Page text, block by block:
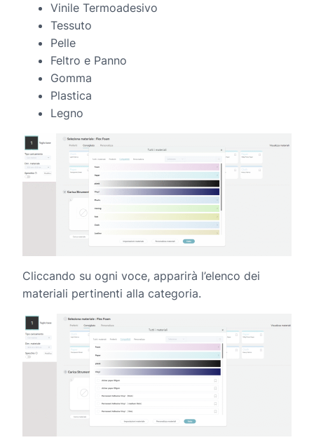
Vinile Termoadesivo
Tessuto
Pelle
Feltro e Panno
Gomma
Plastica
Legno
Cliccando su ogni voce, apparirà l’elenco dei
materiali pertinenti alla categoria.